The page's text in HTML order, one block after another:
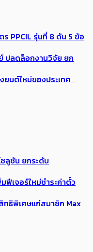
PPCIL รุ่นที่ 8 ดัน 5 ข้อ
ปลดล็อกงานวิจัย ยก
ยนต์ใหม่ของประเทศ
ลูชัน ยกระดับ
ฟีเจอร์ใหม่ชำระค่าตั๋ว
ธิพิเศษแก่สมาชิก Max